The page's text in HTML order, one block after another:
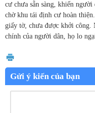
cư chưa sẵn sàng, khiến
chờ khu tái định cư hoàn
giấy tờ, chưa được khởi công.
chính của người dân, họ lo
Gửi ý kiến của bạn